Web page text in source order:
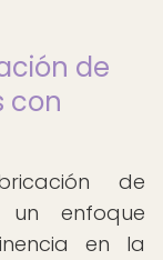
de
con
de
un enfoque
en la